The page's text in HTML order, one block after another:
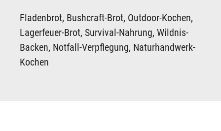
Fladenbrot, Bushcraft-Brot, Outdoor-Kochen,
Lagerfeuer-Brot, Survival-Nahrung, Wildnis-
Backen, Notfall-Verpflegung, Naturhandwerk-
Kochen